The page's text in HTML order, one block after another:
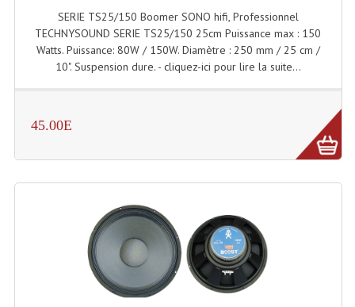
Dispatches
Filtres Et Divers
Gyrophares À Leds
Ampoules - Tubes Lumière Noire Black Gun
Lampes À Décharges
Lampes De Couleurs
SERIE TS25/150 Boomer SONO hifi, Professionnel
TECHNYSOUND SERIE TS25/150 25cm Puissance max : 150
Watts. Puissance: 80W / 150W. Diamètre : 250 mm / 25 cm /
10". Suspension dure. - cliquez-ici pour lire la suite...
45.00E